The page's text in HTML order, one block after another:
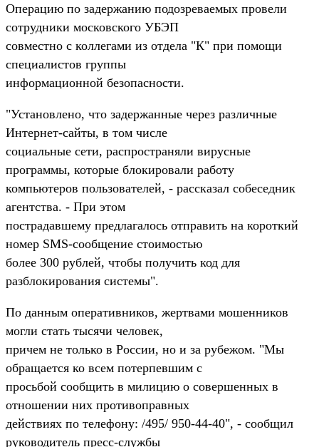
Операцию по задержанию подозреваемых провели
сотрудники московского УБЭП
совместно с коллегами из отдела "К" при помощи
специалистов группы
информационной безопасности.
"Установлено, что задержанные через различные
Интернет-сайты, в том числе
социальные сети, распространяли вирусные
программы, которые блокировали работу
компьютеров пользователей, - рассказал собеседник
агентства. - При этом
пострадавшему предлагалось отправить на короткий
номер SMS-сообщение стоимостью
более 300 рублей, чтобы получить код для
разблокирования системы".
По данным оперативников, жертвами мошенников
могли стать тысячи человек,
причем не только в России, но и за рубежом. "Мы
обращается ко всем потерпевшим с
просьбой сообщить в милицию о совершенных в
отношении них противоправных
действиях по телефону: /495/ 950-44-40", - сообщил
руководитель пресс-службы